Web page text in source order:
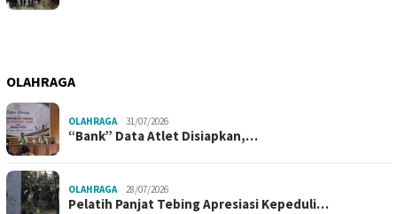
OLAHRAGA
OLAHRAGA 31/07/2026
“Bank” Data Atlet Disiapkan,…
OLAHRAGA 28/07/2026
Pelatih Panjat Tebing Apresiasi Kepeduli…